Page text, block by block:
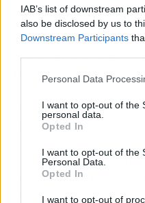
IAB’s list of downstream
also be disclosed by us to
Downstream Participants
Personal Data
I want to opt-out of the
personal data.
Opted In
I want to opt-out of the
Personal Data.
Opted In
I want to opt-out of
Por su parte, los
características muy
detectores de
centra en localizar
metros de suelo. Con
pudiendo eliminar
rompimientos.
Saber cómo localizar
tubería enterrada es
las empresas y